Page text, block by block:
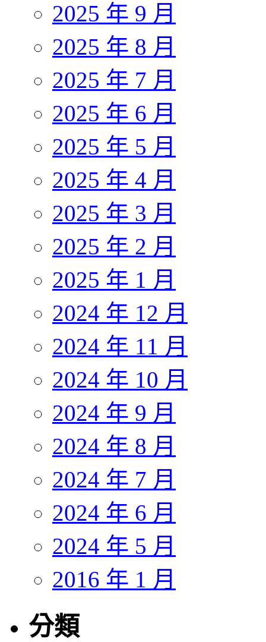
2025 年 9 月
2025 年 8 月
2025 年 7 月
2025 年 6 月
2025 年 5 月
2025 年 4 月
2025 年 3 月
2025 年 2 月
2025 年 1 月
2024 年 12 月
2024 年 11 月
2024 年 10 月
2024 年 9 月
2024 年 8 月
2024 年 7 月
2024 年 6 月
2024 年 5 月
2016 年 1 月
分類